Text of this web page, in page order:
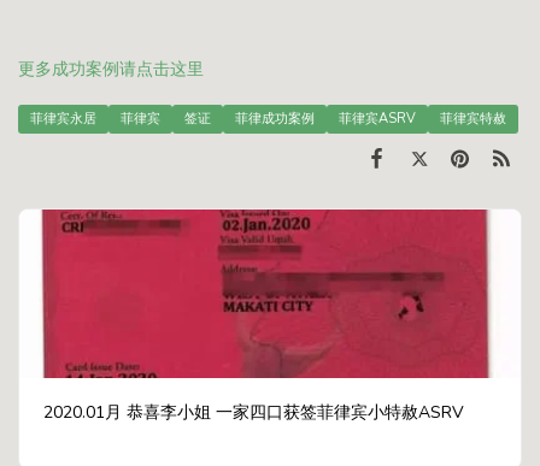
更多成功案例请点击这里
菲律宾永居 菲律宾 签证 菲律成功案例 菲律宾ASRV 菲律宾特赦
2020.01月 恭喜李小姐 一家四口获签菲律宾小特赦ASRV